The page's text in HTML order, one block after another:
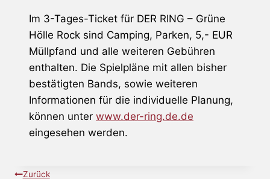
Im 3-Tages-Ticket für DER RING – Grüne
Hölle Rock sind Camping, Parken, 5,- EUR
Müllpfand und alle weiteren Gebühren
enthalten. Die Spielpläne mit allen bisher
bestätigten Bands, sowie weiteren
Informationen für die individuelle Planung,
können unter www.der-ring.de.de
eingesehen werden.
Zurück